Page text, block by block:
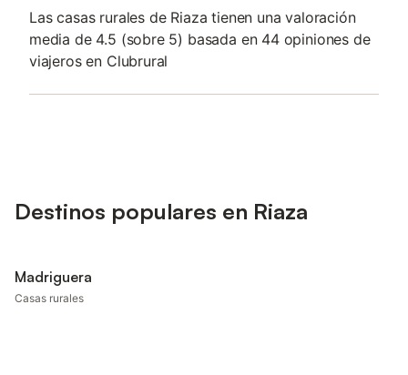
Las casas rurales de Riaza tienen una valoración
media de 4.5 (sobre 5) basada en 44 opiniones de
viajeros en Clubrural
Destinos populares en Riaza
Madriguera
Casas rurales